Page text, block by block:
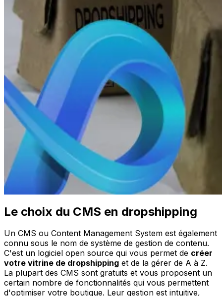
Le choix du CMS en dropshipping
Un CMS ou Content Management System est également
connu sous le nom de système de gestion de contenu.
C'est un logiciel open source qui vous permet de créer
votre vitrine de dropshipping et de la gérer de A à Z.
La plupart des CMS sont gratuits et vous proposent un
certain nombre de fonctionnalités qui vous permettent
d'optimiser votre boutique. Leur gestion est intuitive,